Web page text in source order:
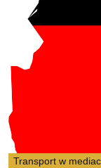
Transport w